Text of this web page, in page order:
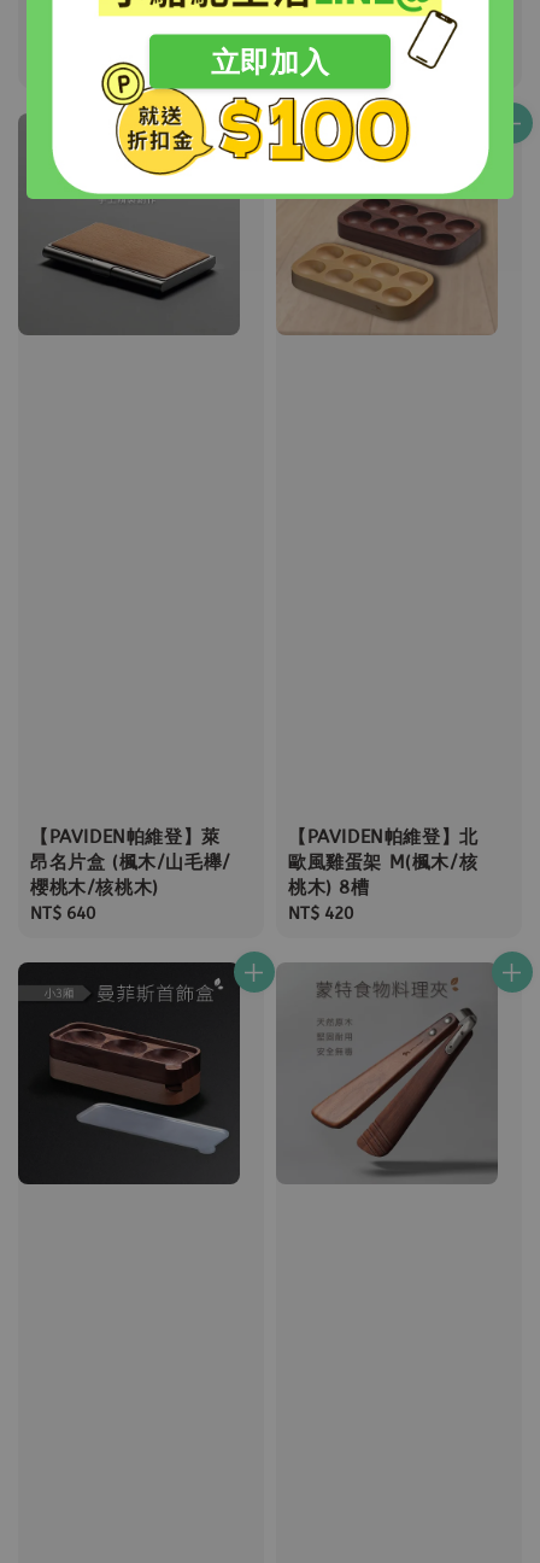
立即加入
風杯墊 綜合4入
葵爾鑰匙盤 大 (山毛櫸)
擺盤
Regular
price
NT$ 390
【PAVIDEN帕維登】萊
昂名片盒 (楓木/山毛櫸/
櫻桃木/核桃木)
Regular
NT$ 640
【PAVIDEN帕維登】北
歐風雞蛋架 M(楓木/核
桃木) 8槽
Regular
NT$ 420